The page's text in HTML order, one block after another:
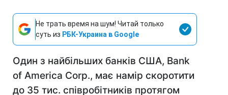
Не трать время на шум! Читай только
суть из РБК-Украина в Google
Один з найбільших банків США, Bank
of America Corp., має намір скоротити
до 35 тис. співробітників протягом